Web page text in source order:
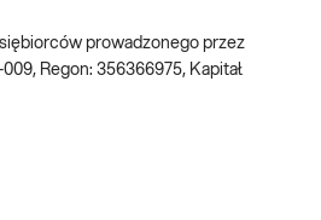
prowadzonego przez
Regon: 356366975, Kapitał